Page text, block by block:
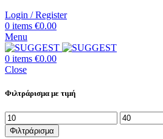
Login / Register
0 items €0.00
Menu
0 items €0.00
Close
Φιλτράρισμα με τιμή
Ελάχιστη
τιμή
Μέγιστη
τιμή
Φιλτράρισμα